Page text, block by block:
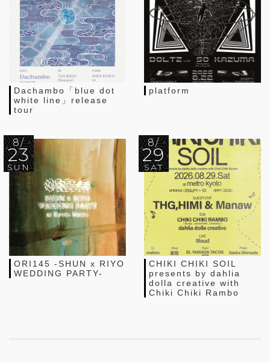
Dachambo「blue dot
white line」release
tour
platform
8/
23
SUN
ORI145 -SHUN x RIYO
WEDDING PARTY-
8/
29
SAT
CHIKI CHIKI SOIL
presents by dahlia
dolla creative with
Chiki Chiki Rambo